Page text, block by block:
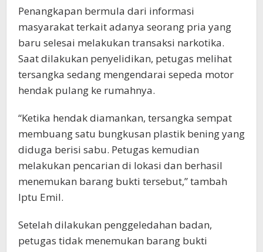
Penangkapan bermula dari informasi
masyarakat terkait adanya seorang pria yang
baru selesai melakukan transaksi narkotika.
Saat dilakukan penyelidikan, petugas melihat
tersangka sedang mengendarai sepeda motor
hendak pulang ke rumahnya.
“Ketika hendak diamankan, tersangka sempat
membuang satu bungkusan plastik bening yang
diduga berisi sabu. Petugas kemudian
melakukan pencarian di lokasi dan berhasil
menemukan barang bukti tersebut,” tambah
Iptu Emil.
Setelah dilakukan penggeledahan badan,
petugas tidak menemukan barang bukti